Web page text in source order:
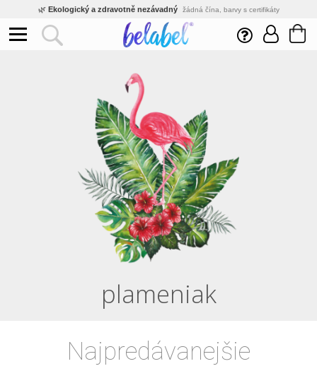
🌿 Ekologický a zdravotně nezávadný žádná čína, barvy s certifikáty
Inovativní výroba vlastní vývoj, nejnovější technologie
Rychlé dodání expedujeme do 24h
Kvalita pod kontrolou jsme přímý výrobce, žádný zprostředkovatel
Eshop s tradicí od roku 2010
plameniak
Najpredávanejšie